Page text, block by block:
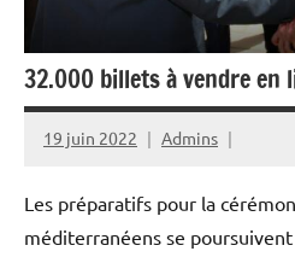
32.000 billets à vendre en
19 juin 2022 Admins
Les préparatifs pour la
méditerranéens se